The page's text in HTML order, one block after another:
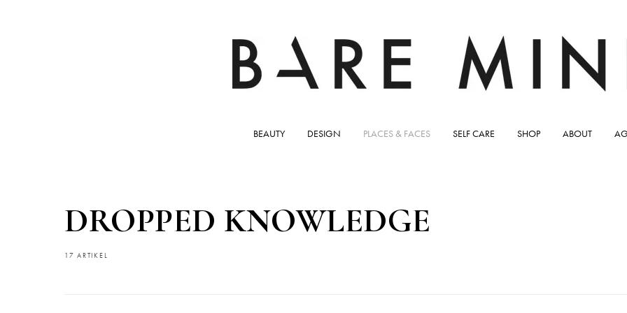
BEAUTY DESIGN PLACES & FACES SELF CARE SHOP ABOUT
DROPPED KNOWLEDGE
17 ARTIKEL